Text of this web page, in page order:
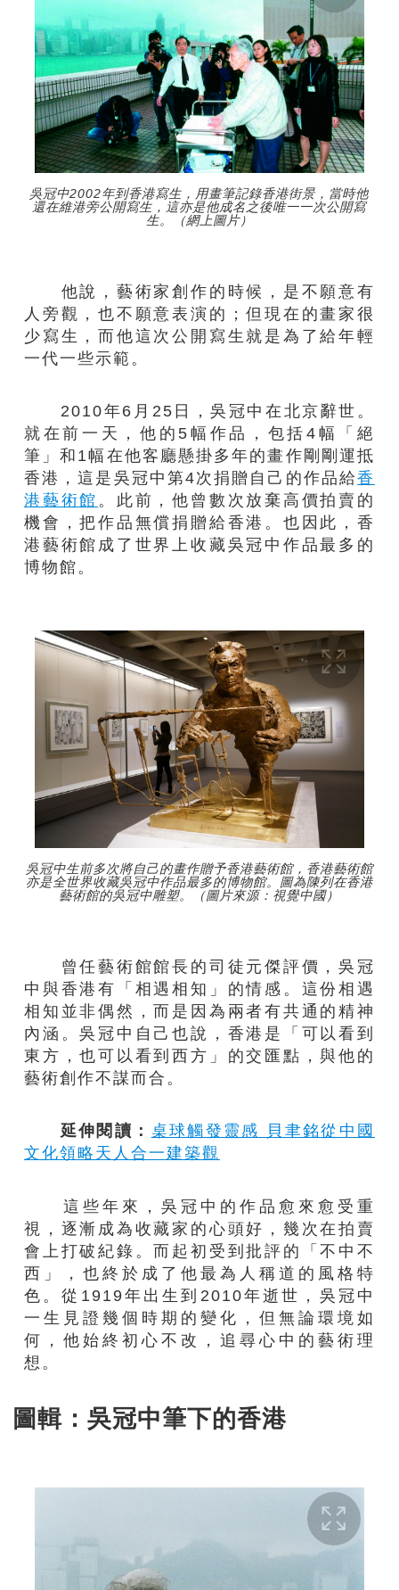
吳冠中2002年到香港寫生，用畫筆記錄香港街景，當時他
還在維港旁公開寫生，這亦是他成名之後唯一一次公開寫
生。（網上圖片）
他說，藝術家創作的時候，是不願意有
人旁觀，也不願意表演的；但現在的畫家很
少寫生，而他這次公開寫生就是為了給年輕
一代一些示範。
2010年6月25日，吳冠中在北京辭世。
就在前一天，他的5幅作品，包括4幅「絕
筆」和1幅在他客廳懸掛多年的畫作剛剛運抵
香港，這是吳冠中第4次捐贈自己的作品給香
港藝術館。此前，他曾數次放棄高價拍賣的
機會，把作品無償捐贈給香港。也因此，香
港藝術館成了世界上收藏吳冠中作品最多的
博物館。
吳冠中生前多次將自己的畫作贈予香港藝術館，香港藝術館
亦是全世界收藏吳冠中作品最多的博物館。圖為陳列在香港
藝術館的吳冠中雕塑。（圖片來源：視覺中國）
曾任藝術館館長的司徒元傑評價，吳冠
中與香港有「相遇相知」的情感。這份相遇
相知並非偶然，而是因為兩者有共通的精神
內涵。吳冠中自己也說，香港是「可以看到
東方，也可以看到西方」的交匯點，與他的
藝術創作不謀而合。
延伸閱讀： 桌球觸發靈感 貝聿銘從中國
文化領略天人合一建築觀
這些年來，吳冠中的作品愈來愈受重
視，逐漸成為收藏家的心頭好，幾次在拍賣
會上打破紀錄。而起初受到批評的「不中不
西」，也終於成了他最為人稱道的風格特
色。從 1919年出生到 2010年逝世，吳冠中
一生見證幾個時期的變化，但無論環境如
何，他始終初心不改，追尋心中的藝術理
想。
圖輯：吳冠中筆下的香港